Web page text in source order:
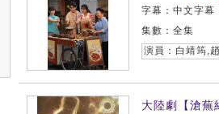
字幕：中文字幕
集數：全集
演員：白靖筠,
大陸劇【滄